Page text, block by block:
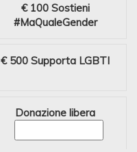
€ 100 Sostieni
#MaQualeGender
€ 500 Supporta LGBTI
Donazione libera